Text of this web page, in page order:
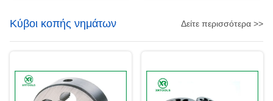
Κύβοι κοπής νημάτων Δείτε περισσότερα >>